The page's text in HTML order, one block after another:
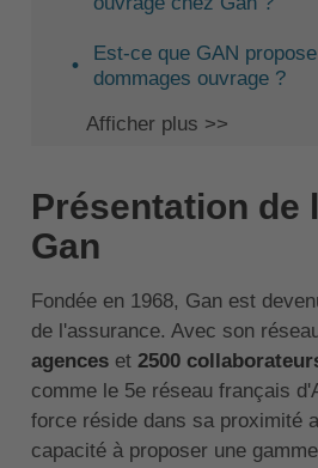
Est-ce que GAN
dommages ouvrage ?
Afficher plus >>
Présentation de
Gan
Fondée en 1968, Gan est
de l'assurance. Avec son
agenceset 2500
comme le 5e réseau français
force réside dans sa proximité
capacité à proposer une